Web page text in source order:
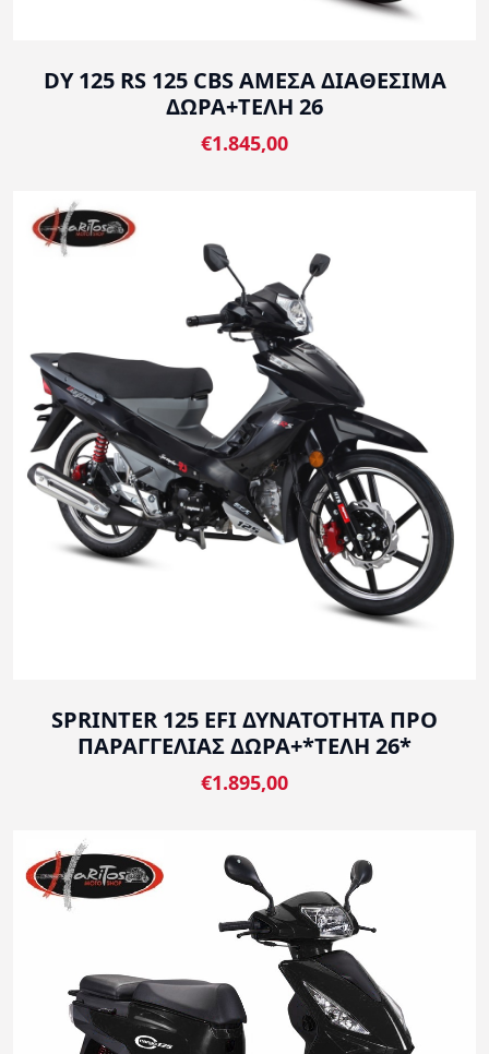
DY 125 RS 125 CBS ΑΜΕΣΑ ΔΙΑΘΕΣΙΜΑ
ΔΩΡΑ+ΤΕΛΗ 26
€1.845,00
SPRINTER 125 EFI ΔΥΝΑΤΟΤΗΤΑ ΠΡΟ
ΠΑΡΑΓΓΕΛΙΑΣ ΔΩΡΑ+*ΤΕΛΗ 26*
€1.895,00